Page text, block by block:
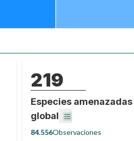
219
Especies amenazadas
global
84.556Observaciones